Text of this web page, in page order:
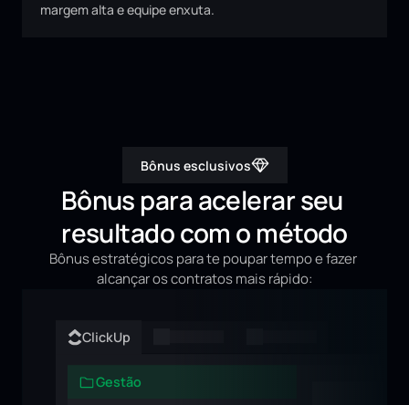
margem alta e equipe enxuta.
Bônus esclusivos
Bônus para acelerar seu
resultado com o método
Bônus estratégicos para te poupar tempo e fazer
alcançar os contratos mais rápido:
ClickUp
Gestão